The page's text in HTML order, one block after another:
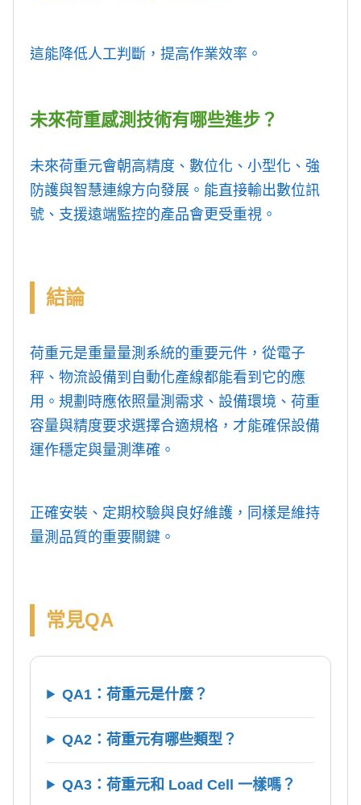
這能降低人工判斷，提高作業效率。
未來荷重感測技術有哪些進步？
未來荷重元會朝高精度、數位化、小型化、強
防護與智慧連線方向發展。能直接輸出數位訊
號、支援遠端監控的產品會更受重視。
結論
荷重元是重量量測系統的重要元件，從電子
秤、物流設備到自動化產線都能看到它的應
用。規劃時應依照量測需求、設備環境、荷重
容量與精度要求選擇合適規格，才能確保設備
運作穩定與量測準確。
正確安裝、定期校驗與良好維護，同樣是維持
量測品質的重要關鍵。
常見QA
QA1：荷重元是什麼？
QA2：荷重元有哪些類型？
QA3：荷重元和 Load Cell 一樣嗎？